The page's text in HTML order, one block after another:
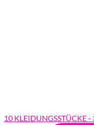
10 KLEIDUNGSSTÜCKE